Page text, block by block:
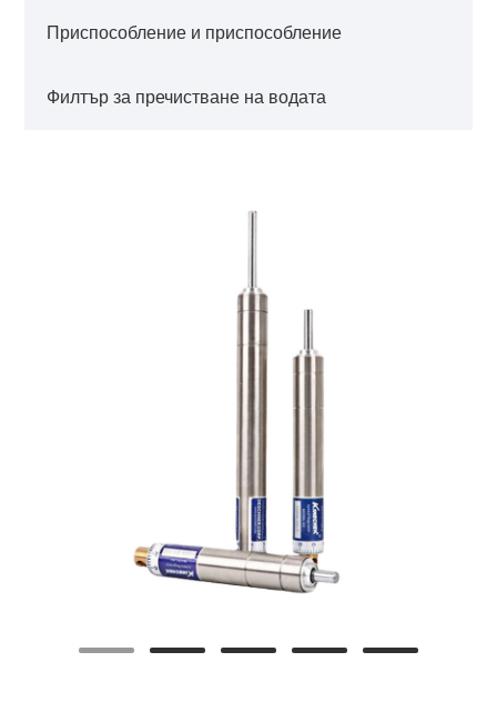
Приспособление и приспособление
Филтър за пречистване на водата